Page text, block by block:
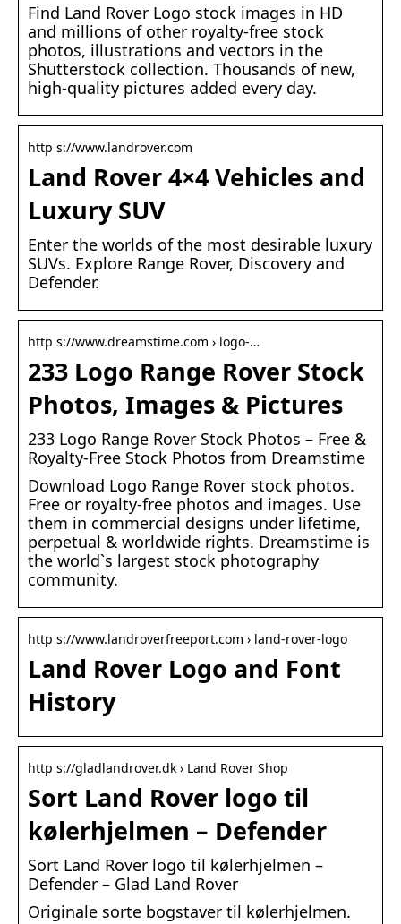
Find Land Rover Logo stock images in HD
and millions of other royalty-free stock
photos, illustrations and vectors in the
Shutterstock collection. Thousands of new,
high-quality pictures added every day.
http s://www.landrover.com
Land Rover 4×4 Vehicles and
Luxury SUV
Enter the worlds of the most desirable luxury
SUVs. Explore Range Rover, Discovery and
Defender.
http s://www.dreamstime.com › logo-…
233 Logo Range Rover Stock
Photos, Images & Pictures
233 Logo Range Rover Stock Photos – Free &
Royalty-Free Stock Photos from Dreamstime
Download Logo Range Rover stock photos.
Free or royalty-free photos and images. Use
them in commercial designs under lifetime,
perpetual & worldwide rights. Dreamstime is
the world`s largest stock photography
community.
http s://www.landroverfreeport.com › land-rover-logo
Land Rover Logo and Font
History
http s://gladlandrover.dk › Land Rover Shop
Sort Land Rover logo til
kølerhjelmen – Defender
Sort Land Rover logo til kølerhjelmen –
Defender – Glad Land Rover
Originale sorte bogstaver til kølerhjelmen.